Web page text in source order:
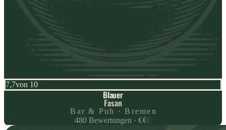
7,7von 10
Blauer
Fasan
Bar & Pub · Bremen
480 Bewertungen ·€€€